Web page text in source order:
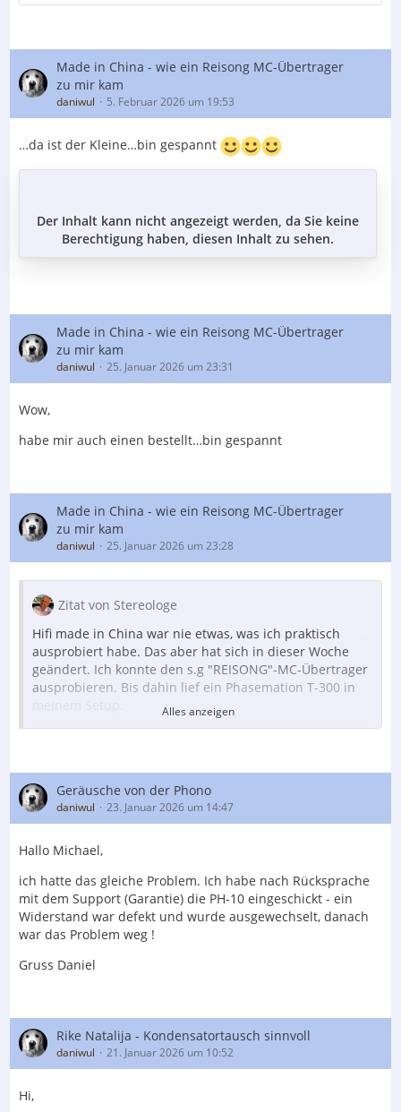
Made in China - wie ein Reisong MC-Übertrager
zu mir kam
daniwul 5. Februar 2026 um 19:53
…da ist der Kleine…bin gespannt
Der Inhalt kann nicht angezeigt werden, da Sie keine
Berechtigung haben, diesen Inhalt zu sehen.
Made in China - wie ein Reisong MC-Übertrager
zu mir kam
daniwul 25. Januar 2026 um 23:31
Wow,
habe mir auch einen bestellt…bin gespannt
Made in China - wie ein Reisong MC-Übertrager
zu mir kam
daniwul 25. Januar 2026 um 23:28
Zitat von Stereologe
Hifi made in China war nie etwas, was ich praktisch
ausprobiert habe. Das aber hat sich in dieser Woche
geändert. Ich konnte den s.g "REISONG"-MC-Übertrager
ausprobieren. Bis dahin lief ein Phasemation T-300 in
Der Inhalt kann nicht angezeigt werden, da Sie
keine Berechtigung haben, diesen Inhalt zu sehen.
Phonovorstufe eine EAR Phonobox.
Der Inhalt kann nicht angezeigt werden, da Sie
keine Berechtigung haben, diesen Inhalt zu sehen.
Dieses Experiment machte ich auch nicht alleine. Um
subjektive Eindrücke miteinander zu vergleichen, suchte
ich mir Unterstützung in meinem "audiophilen
Alles anzeigen
Geräusche von der Phono
daniwul 23. Januar 2026 um 14:47
Hallo Michael,
ich hatte das gleiche Problem. Ich habe nach Rücksprache
mit dem Support (Garantie) die PH-10 eingeschickt - ein
Widerstand war defekt und wurde ausgewechselt, danach
war das Problem weg !
Gruss Daniel
Rike Natalija - Kondensatortausch sinnvoll
daniwul 21. Januar 2026 um 10:52
Hi,